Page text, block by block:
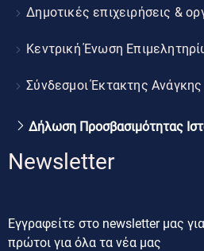
Δημοτικές επιχειρήσεις &
Κεντρική Ένωση
Σύνδεσμοι Έκτακτης Ανάγκης
Δήλωση Προσβασιμότητας
Newsletter
Εγγραφείτε στο newsletter μας
πρώτοι για όλα τα νέα μας